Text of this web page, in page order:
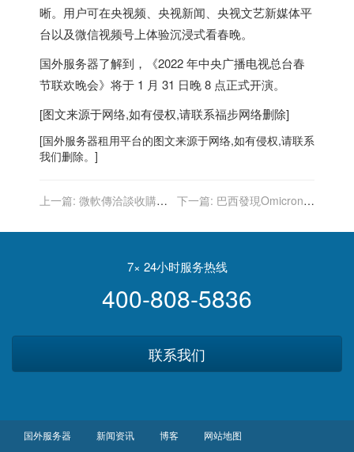
晰。用户可在央视频、央视新闻、央视文艺新媒体平
台以及微信视频号上体验沉浸式看春晚。
国外服务器了解到，《2022 年中央广播电视总台春
节联欢晚会》将于 1 月 31 日晚 8 点正式开演。
[图文来源于网络,如有侵权,请联系福步网络删除]
[国外服务器租用平台的图文来源于网络,如有侵权,请联系
我们删除。]
上一篇: 微軟傳洽談收購網
資安再升級
下一篇: 巴西發現Omicron次
注
7× 24小时服务热线
400-808-5836
联系我们
国外服务器 新闻资讯 博客 网站地图